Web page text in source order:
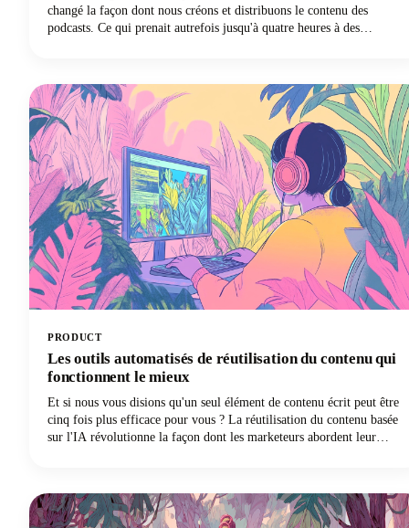
changé la façon dont nous créons et distribuons le contenu des
podcasts. Ce qui prenait autrefois jusqu'à quatre heures à des
PRODUCT
Les outils automatisés de réutilisation du contenu qui
fonctionnent le mieux
Et si nous vous disions qu'un seul élément de contenu écrit peut être
cinq fois plus efficace pour vous ? La réutilisation du contenu basée
sur l'IA révolutionne la façon dont les marketeurs abordent leur
du contenu long pour chaque plateforme de médias sociaux est
révolue.